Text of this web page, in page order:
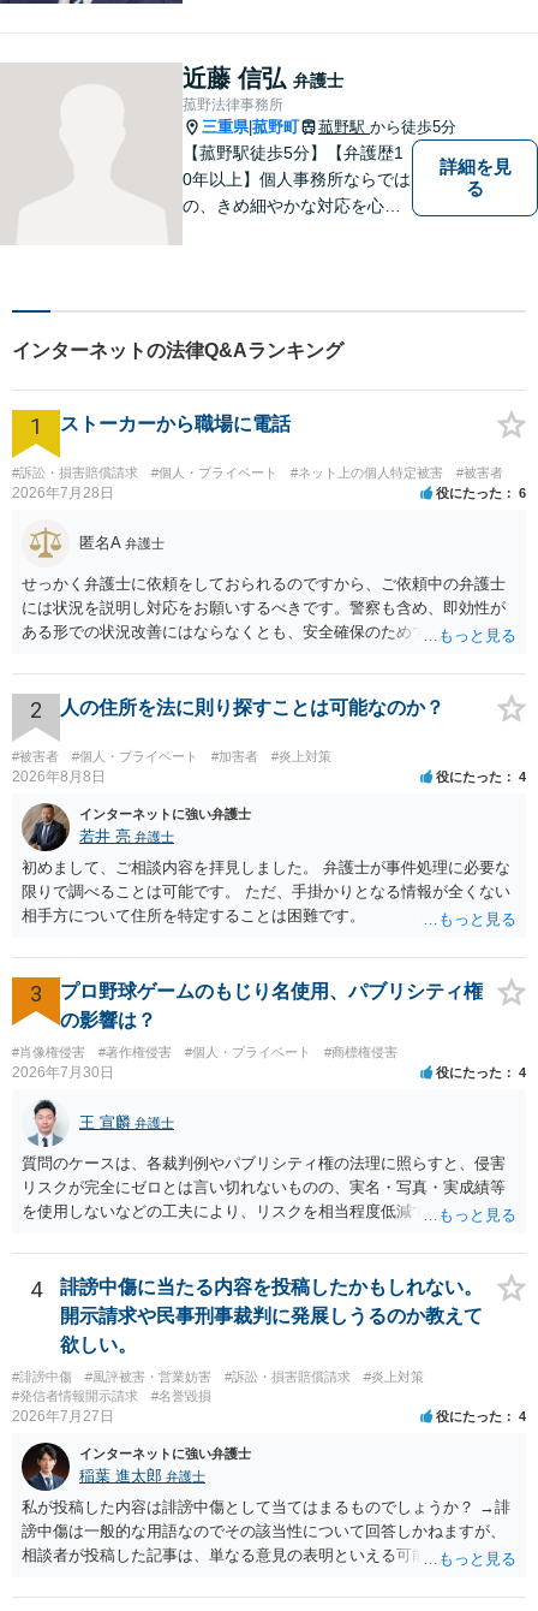
お話をお聞かせください。
【無料駐車場あり】
近藤 信弘 弁護士
菰野法律事務所
三重県|菰野町 菰野駅 から徒歩5分
【菰野駅徒歩5分】【弁護歴1
0年以上】個人事務所ならでは
の、きめ細やかな対応を心が
行います！【完全個室】
詳細を見
る
インターネットの法律Q&Aランキング
1 ストーカーから職場に電話
#訴訟・損害賠償請求 #個人・プライベート #ネット上の個人特定被害 #被害者
2026年7月28日 役にたった 6
匿名A 弁護士
せっかく弁護士に依頼をしておられるのですから、ご依頼中の弁護士
には状況を説明し対応をお願いするべきです。警察も含め、即効性が
ある形での状況改善にはならなくとも、安全確保のためできることは
2 人の住所を法に則り探すことは可能なのか？
#被害者 #個人・プライベート #加害者 #炎上対策
2026年8月8日 役にたった 4
インターネットに強い弁護士
若井 亮 弁護士
初めまして、ご相談内容を拝見しました。 弁護士が事件処理に必要な
限りで調べることは可能です。 ただ、手掛かりとなる情報が全くない
相手方について住所を特定することは困難です。
3
プロ野球ゲームのもじり名使用、パブリシティ権
の影響は？
#肖像権侵害 #著作権侵害 #個人・プライベート #商標権侵害
2026年7月30日 役にたった 4
王 宣麟 弁護士
質問のケースは、各裁判例やパブリシティ権の法理に照らすと、侵害
リスクが完全にゼロとは言い切れないものの、実名・写真・実成績等
を使用しないなどの工夫により、リスクを相当程度低減できる設計に
推測できる」という点は、裁判で争われた場合に「専ら顧客吸引力の
利用を目的とする」と判断される余地を残すため、一定の注意が必要
です。 また、広告収益の有無は、侵害判断に一定の影響を与える可能
性がありますが、決定的要因ではありません。 パブリシティ権侵害の
成否は、主に「専ら顧客吸引力の利用を目的とするか」という点で判
断されます。広告収益があることは「商業的目的」を強く示す要素で
すが、それだけで直ちに侵害となるわけではありません。完全無償・
非営利であれば「表現の自由」「創作物」としての側面が強く評価さ
れる可能性があります。一方、広告収益がある場合は「商業利用」と
しての色彩が強まり、リスクが高まる可能性があります。 公開前に変
更・確認しておく事項については、公開の場でアドバイスするにも限
界があるかと思うので、資料等を持参の上、弁護士に相談されること
も一つかと存じます。
4
誹謗中傷に当たる内容を投稿したかもしれない。
開示請求や民事刑事裁判に発展しうるのか教えて
欲しい。
#誹謗中傷 #風評被害・営業妨害 #訴訟・損害賠償請求
#炎上対策
#発信者情報開示請求
#名誉毀損
2026年7月27日 役にたった 4
インターネットに強い弁護士
稲葉 進太郎 弁護士
私が投稿した内容は誹謗中傷として当てはまるものでしょうか？ →誹
謗中傷は一般的な用語なのでその該当性について回答しかねますが、
相談者が投稿した記事は、単なる意見の表明といえる可能性が高く、
て、開示請求が認められたり、民事裁判や刑事裁判に発展しうるもの